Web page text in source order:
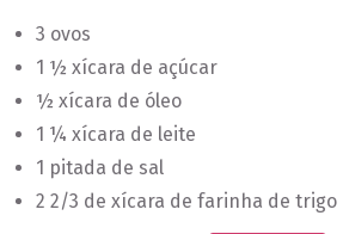
3 ovos
1 ½ xícara de açúcar
½ xícara de óleo
1 ¼ xícara de leite
1 pitada de sal
2 2/3 de xícara de farinha de trigo